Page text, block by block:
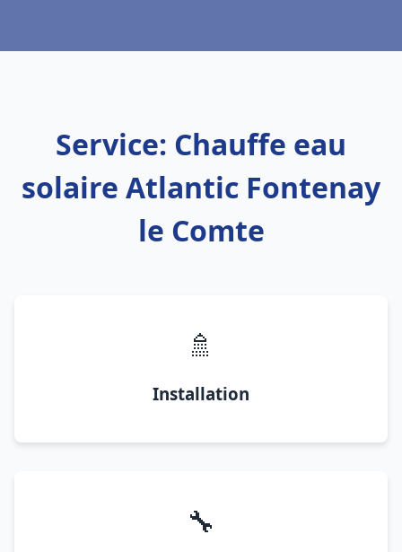
Service: Chauffe eau
solaire Atlantic Fontenay
le Comte
🚿
Installation
🔧